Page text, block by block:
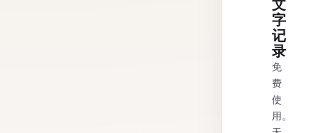
文
字
记
录
免
费
使
用。